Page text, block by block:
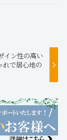
イン性の高い
れで居心地の